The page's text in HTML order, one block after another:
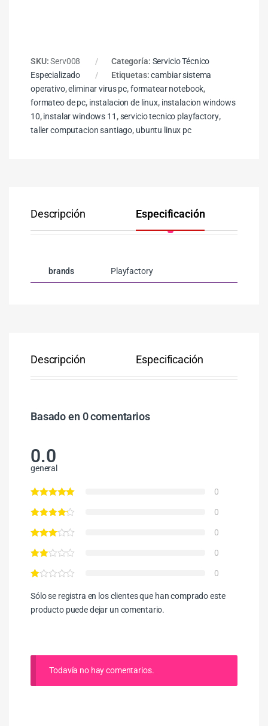
SKU:Serv008 Categoría: Servicio Técnico
Especializado
Etiquetas:cambiar sistema
operativo,eliminar virus pc,formatear notebook,
formateo de pc, instalacion de linux, instalacion windows
10,instalar windows 11 ,servicio tecnico playfactory,
taller computacion santiago, ubuntu linux pc
Descripción Especificación
brands Playfactory
Descripción Especificación
Basado en 0 comentarios
0.0
general
0
0
0
0
0
Sólo se registra en los clientes que han comprado este
producto puede dejar un comentario.
Todavía no hay comentarios.